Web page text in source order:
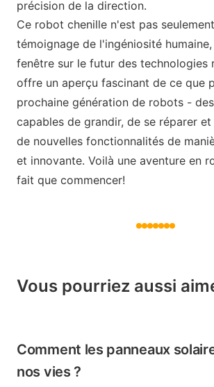
précision de la direction.
Ce robot chenille n'est pas
témoignage de l'ingéniosité
fenêtre sur le futur des technologies
offre un aperçu fascinant de ce que
prochaine génération de robots -
capables de grandir, de se réparer
de nouvelles fonctionnalités de
et innovante. Voilà une aventure en
fait que commencer!
Vous pourriez aussi
Comment les panneaux
nos vies ?